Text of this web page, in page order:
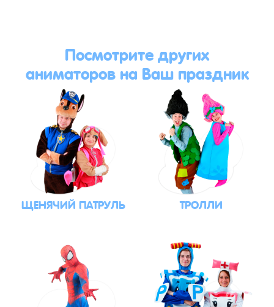
Посмотрите других
аниматоров на Ваш праздник
ЩЕНЯЧИЙ ПАТРУЛЬ ТРОЛЛИ